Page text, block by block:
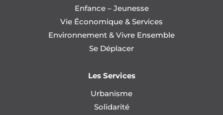
Enfance – Jeunesse
Vie Économique & Services
Environnement & Vivre Ensemble
Se Déplacer
Les Services
Urbanisme
Solidarité